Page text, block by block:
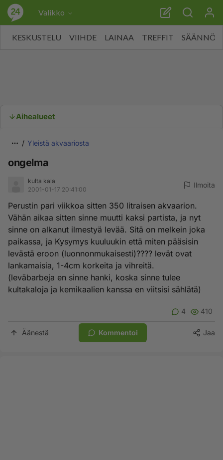
Valikko
KESKUSTELU VIIHDE LAINAA TREFFIT SÄÄNNÖT
Aihealueet
Yleistä akvaariosta
ongelma
kulta kala
2001-01-17 20:41:00
Ilmoita
Perustin pari viikkoa sitten 350 litraisen akvaarion.
Vähän aikaa sitten sinne muutti kaksi partista, ja nyt
sinne on alkanut ilmestyä levää. Sitä on melkein joka
paikassa, ja Kysymys kuuluukin että miten pääsisin
levästä eroon (luonnonmukaisesti)???? levät ovat
lankamaisia, 1-4cm korkeita ja vihreitä.
(leväbarbeja en sinne hanki, koska sinne tulee
kultakaloja ja kemikaalien kanssa en viitsisi sählätä)
4 410
Äänestä Kommentoi Jaa